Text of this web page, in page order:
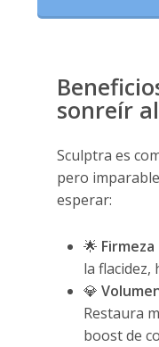
sonreír
Sculptra es
pero
esperar:
🌟
la flacidez,
💎
Restaura
boost de